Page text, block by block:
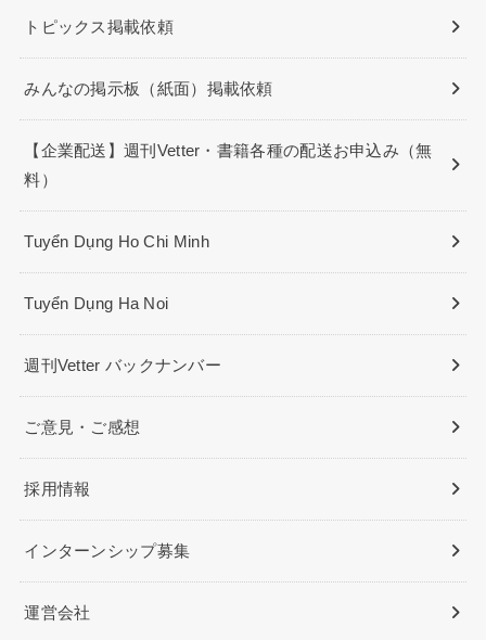
トピックス掲載依頼
みんなの掲示板（紙面）掲載依頼
【企業配送】週刊Vetter・書籍各種の配送お申込み（無
料）
Tuyển Dụng Ho Chi Minh
Tuyển Dụng Ha Noi
週刊Vetter バックナンバー
ご意見・ご感想
採用情報
インターンシップ募集
運営会社